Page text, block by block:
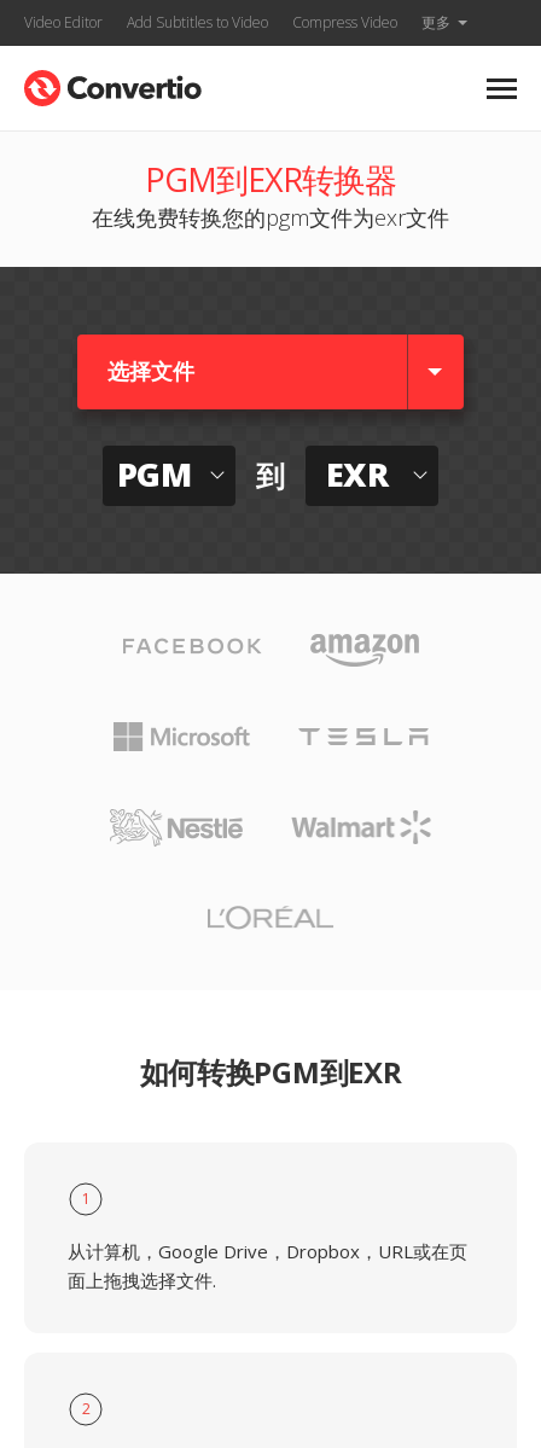
Video Editor Add Subtitles to Video Compress Video 更多
PGM到EXR转换器
在线免费转换您的pgm文件为exr文件
选择文件
PGM 到 EXR
如何转换PGM到EXR
1
从计算机，Google Drive，Dropbox，URL或在页
面上拖拽选择文件.
2